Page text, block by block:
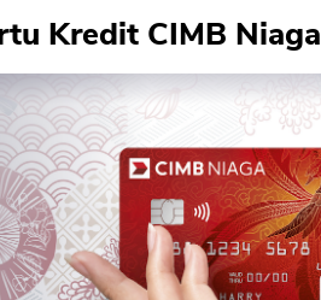
Kredit CIMB Niaga